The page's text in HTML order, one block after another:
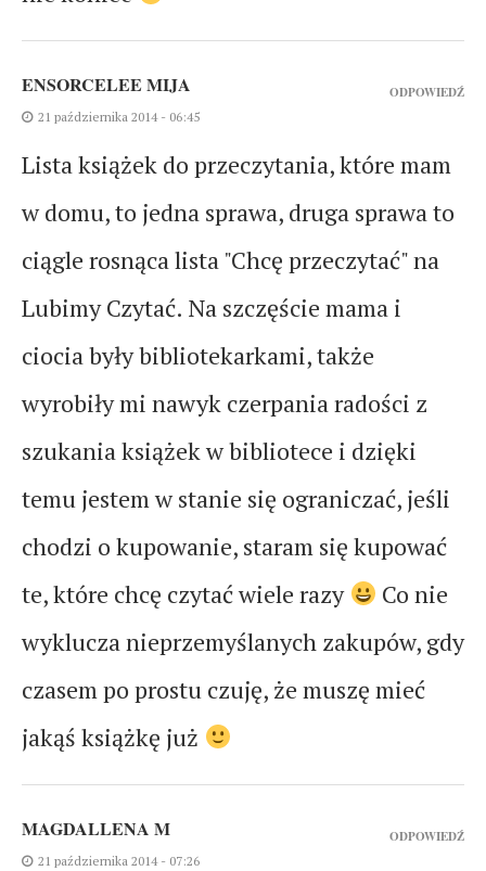
ENSORCELEE MIJA
21 października 2014 - 06:45
Lista książek do przeczytania, które mam
w domu, to jedna sprawa, druga sprawa to
ciągle rosnąca lista "Chcę przeczytać" na
Lubimy Czytać. Na szczęście mama i
ciocia były bibliotekarkami, także
wyrobiły mi nawyk czerpania radości z
szukania książek w bibliotece i dzięki
temu jestem w stanie się ograniczać, jeśli
chodzi o kupowanie, staram się kupować
te, które chcę czytać wiele razy
Co nie
wyklucza nieprzemyślanych zakupów, gdy
czasem po prostu czuję, że muszę mieć
jakąś książkę już
ODPOWIEDŹ
MAGDALLENA M
21 października 2014 - 07:26
ODPOWIEDŹ